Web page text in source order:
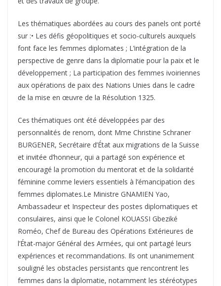
Les thématiques abordées au cours des panels ont porté
sur :• Les défis géopolitiques et socio-culturels auxquels
font face les femmes diplomates ; L’intégration de la
perspective de genre dans la diplomatie pour la paix et le
développement ; La participation des femmes ivoiriennes
aux opérations de paix des Nations Unies dans le cadre
de la mise en œuvre de la Résolution 1325.
Ces thématiques ont été développées par des
personnalités de renom, dont Mme Christine Schraner
BURGENER, Secrétaire d’État aux migrations de la Suisse
et invitée d’honneur, qui a partagé son expérience et
encouragé la promotion du mentorat et de la solidarité
féminine comme leviers essentiels à l’émancipation des
femmes diplomates.Le Ministre GNAMIEN Yao,
Ambassadeur et Inspecteur des postes diplomatiques et
consulaires, ainsi que le Colonel KOUASSI Gbeziké
Roméo, Chef de Bureau des Opérations Extérieures de
l’État-major Général des Armées, qui ont partagé leurs
expériences et recommandations. Ils ont unanimement
souligné les obstacles persistants que rencontrent les
femmes dans la diplomatie, notamment les stéréotypes